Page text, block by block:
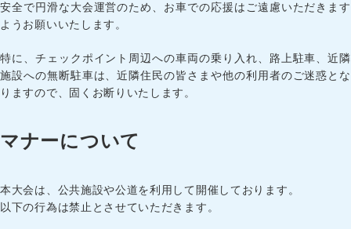
安全で円滑な大会運営のため、お車での応援はご遠慮いただきます
ようお願いいたします。
特に、チェックポイント周辺への車両の乗り入れ、路上駐車、近隣
施設への無断駐車は、近隣住民の皆さまや他の利用者のご迷惑とな
りますので、固くお断りいたします。
マナーについて
本大会は、公共施設や公道を利用して開催しております。
以下の行為は禁止とさせていただきます。